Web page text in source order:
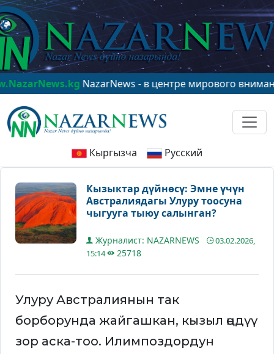
NazarNews - в центре мирового внимания!
Кыргызча Русский
Кызыктар дүйнөсү: Эмне үчүн
Австралиядагы Улуру тоосуна
чыгууга тыюу салынган?
Журналист: NAZARNEWS
03.02.2026,
15:14
25718
Улуру Австралиянын так
борборунда жайгашкан, кызыл өңдүү
зор аска-тоо. Илимпоздордун